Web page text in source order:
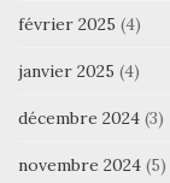
février 2025 (4)
janvier 2025 (4)
décembre 2024 (3)
novembre 2024 (5)